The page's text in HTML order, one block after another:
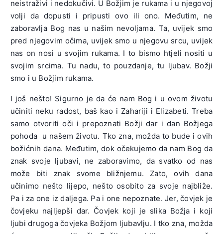
neistraživi i nedokučivi. U Božjim je rukama i u njegovoj
volji da dopusti i pripusti ovo ili ono. Međutim, ne
zaboravlja Bog nas u našim nevoljama. Ta, uvijek smo
pred njegovim očima, uvijek smo u njegovu srcu, uvijek
nas on nosi u svojim rukama. I to bismo htjeli nositi u
svojim srcima. Tu nadu, to pouzdanje, tu ljubav. Božji
smo i u Božjim rukama.
I još nešto! Sigurno je da će nam Bog i u ovom životu
učiniti neku radost, baš kao i Zahariji i Elizabeti. Treba
samo otvoriti oči i prepoznati Božji dar i dan Božjega
pohoda u našem životu. Tko zna, možda to bude i ovih
božićnih dana. Međutim, dok očekujemo da nam Bog da
znak svoje ljubavi, ne zaboravimo, da svatko od nas
može biti znak svome bližnjemu. Zato, ovih dana
učinimo nešto lijepo, nešto osobito za svoje najbliže.
Pa i za one iz daljega. Pa i one nepoznate. Jer, čovjek je
čovjeku najljepši dar. Čovjek koji je slika Božja i koji
ljubi drugoga čovjeka Božjom ljubavlju. I tko zna, možda